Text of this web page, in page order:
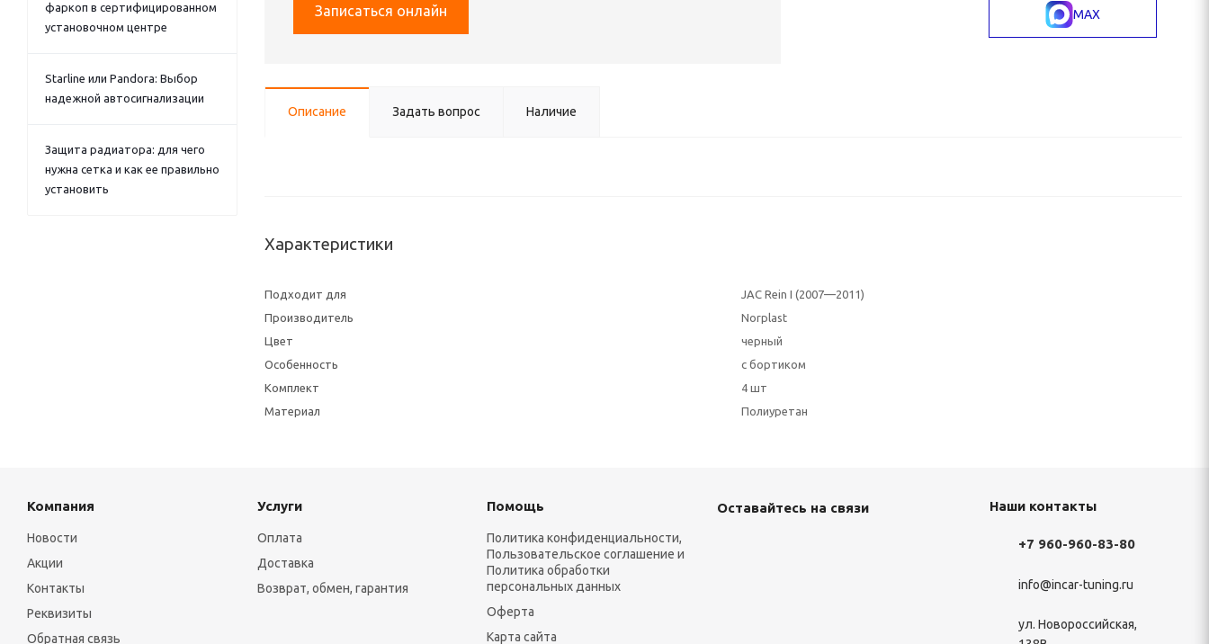
Записаться онлайн MAX
Описание Задать вопрос Наличие
Характеристики
Подходит для
JAC Rein I (2007—2011)
Производитель
Norplast
Цвет
черный
Особенность
с бортиком
Комплект
4 шт
Материал
Полиуретан
фаркоп в сертифицированном
установочном центре
Starline или Pandora: Выбор
надежной автосигнализации
Защита радиатора: для чего
нужна сетка и как ее правильно
установить
Компания
Новости
Акции
Контакты
Реквизиты
Обратная связь
Услуги
Оплата
Доставка
Возврат, обмен, гарантия
Помощь
Политика конфиденциальности,
Пользовательское соглашение и
Политика обработки
персональных данных
Оферта
Карта сайта
Оставайтесь на связи Наши контакты
+7 960-960-83-80
info@incar-tuning.ru
ул. Новороссийская,